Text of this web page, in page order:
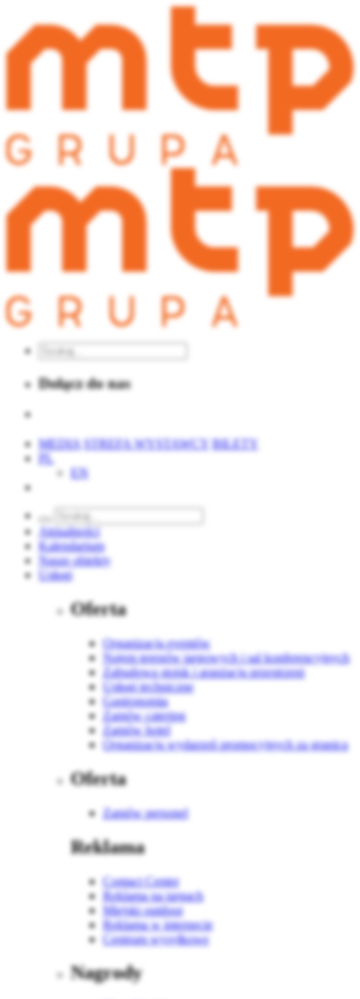
Dołącz do nas
MEDIA STREFA WYSTAWCY BILETY
PL
EN
Aktualności
Kalendarium
Nasze obiekty
Usługi
Oferta
Organizacja eventów
Najem terenów targowych i sal konferencyjnych
Zabudowa stoisk i aranżacja przestrzeni
Usługi techniczne
Gastronomia
Zamów catering
Zamów hotel
Organizacja wydarzeń promocyjnych za granicą
Oferta
Zamów personel
Reklama
Contact Center
Reklama na targach
Miejski outdoor
Reklama w internecie
Centrum wysyłkowe
Nagrody